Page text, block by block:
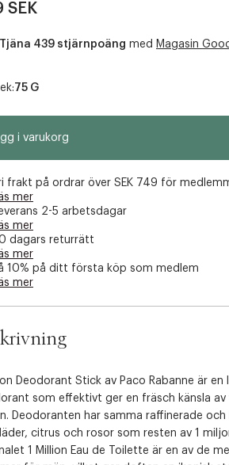
till
SEK
Tjäna 439 stjärnpoäng med Magasin
75 G
i varukorg
frakt på ordrar över SEK 749 för
mer
2-5 arbetsdagar
mer
dagars returrätt
mer
10% på ditt första köp som medlem
mer
Deodorant Stick av Paco Rabanne är
som effektivt ger en fräsch känsla av
Deodoranten har samma raffinerade
citrus och rosor som resten av 1
1 Million Eau de Toilette är en av de